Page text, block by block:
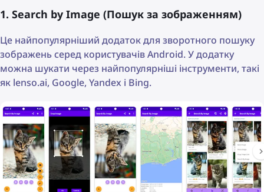
1. Search by Image (Пошук за зображенням)
Це найпопулярніший додаток для зворотного пошуку
зображень серед користувачів Android. У додатку
можна шукати через найпопулярніші інструменти, такі
як lenso.ai, Google, Yandex і Bing.